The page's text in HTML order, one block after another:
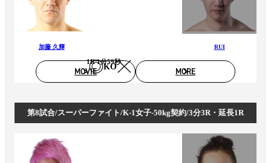
加藤 久輝
KO
1R 1分59秒
RUI
MOVIE MORE
第8試合/スーパーファイト/K-1女子-50kg契約/3分3R・延長1R